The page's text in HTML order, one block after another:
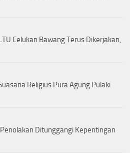
Celukan Bawang Terus Dikerjakan,
Religius Pura Agung Pulaki
Ditunggangi Kepentingan